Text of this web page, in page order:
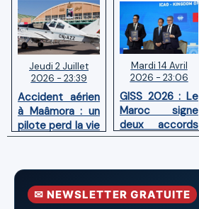
Jeudi 2 Juillet
2026 - 23:39
Accident aérien
à Maâmora : un
pilote perd la vie
en combat
incendie
Mardi 14 Avril
2026 - 23:06
GISS 2026 : Le
Maroc signe
deux accords
avec l'OACI
la surveillance
aériennes.
✉ NEWSLETTER GRATUITE